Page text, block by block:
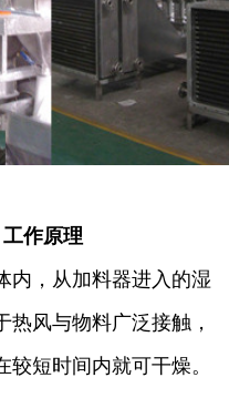
作原理
内，从加料器进入的湿
风与物料广泛接触，
短时间内就可干燥。